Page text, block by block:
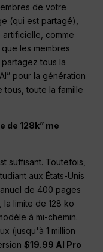
de votre
(qui est partagé),
comme
les membres
tous la
pour la génération
toute la famille
de 128k” me
suffisant. Toutefois,
aux États-Unis
de 400 pages
limite de 128 ko
à mi-chemin.
(jusqu'à 1 million
$19.99 AI Pro